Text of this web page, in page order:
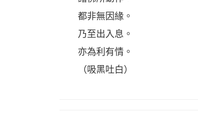
都非無因緣。
乃至出入息。
亦為利有情。
（吸黑吐白）